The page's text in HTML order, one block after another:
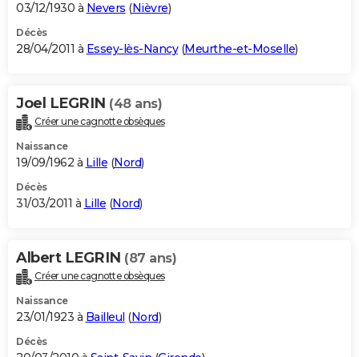
03/12/1930 à Nevers (Nièvre)
Décès
28/04/2011 à Essey-lès-Nancy(Meurthe-et-Moselle)
Joel LEGRIN (48 ans)
Créer une cagnotte obsèques
Naissance
19/09/1962 à Lille (Nord)
Décès
31/03/2011 à Lille (Nord)
Albert LEGRIN (87 ans)
Créer une cagnotte obsèques
Naissance
23/01/1923 à Bailleul (Nord)
Décès